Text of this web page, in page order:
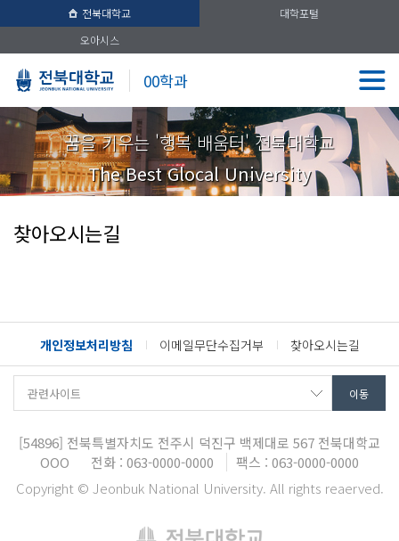
전북대학교
대학포털
오아시스
00학과
꿈을 키우는 '행복 배움터' 전북대학교
The Best Glocal University
찾아오시는길
개인정보처리방침 이메일무단수집거부 찾아오시는길
[54896] 전북특별자치도 전주시 덕진구 백제대로 567 전북대학교
OOO
전화 : 063-0000-0000
팩스 : 063-0000-0000
Copyright © Jeonbuk National University. All rights reaerved.